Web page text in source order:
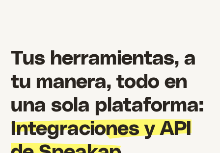
Tus herramientas, a
tu manera, todo en
una sola plataforma:
Integraciones y API